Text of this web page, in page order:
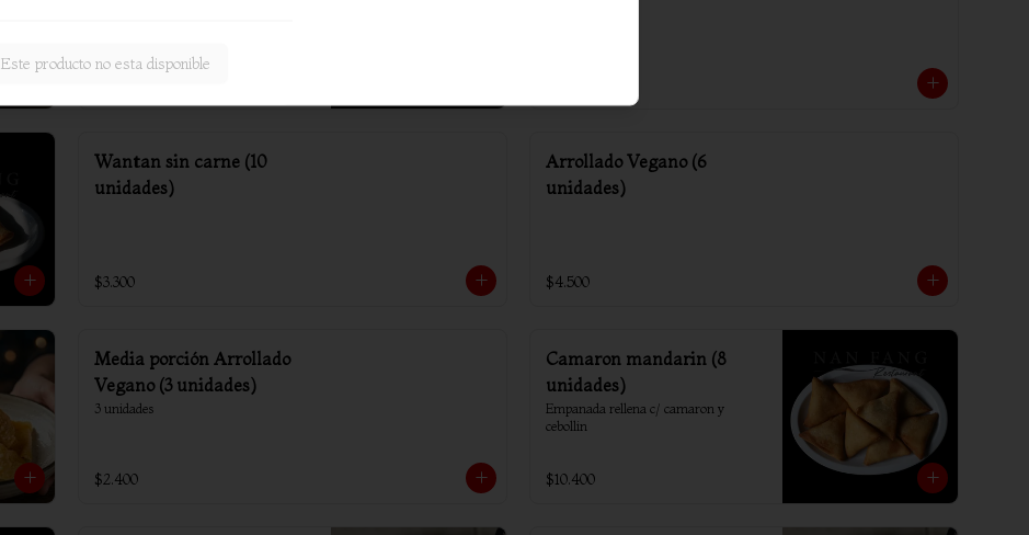
Wantan sin carne (10
unidades)
$3.300
Arrollado Vegano (6
unidades)
$4.500
Media porción Arrollado
Vegano (3 unidades)
3 unidades
$2.400
Camaron mandarin (8
unidades)
Empanada rellena c/ camaron y
cebollin
$10.400
Este producto no esta disponible